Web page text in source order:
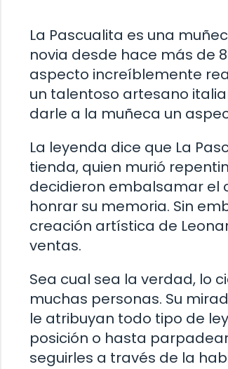
La Pascualita es una
novia desde hace más de
aspecto increíblemente
un talentoso artesano
darle a la muñeca un
La leyenda dice que La
tienda, quien murió
decidieron embalsamar el
honrar su memoria. Sin
creación artística de
ventas.
Sea cual sea la verdad, lo
muchas personas. Su
le atribuyan todo tipo de
posición o hasta
seguirles a través de la